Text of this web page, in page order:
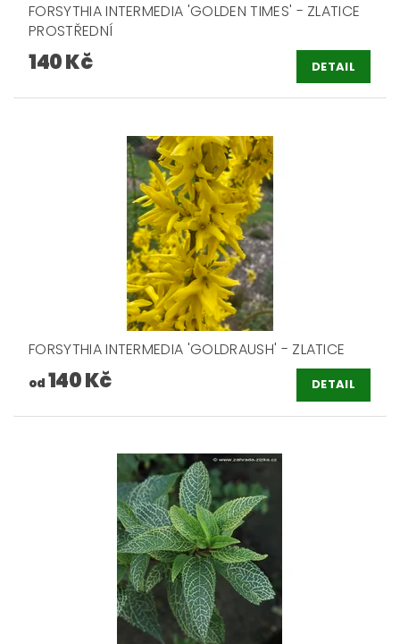
FORSYTHIA INTERMEDIA 'GOLDEN TIMES' - ZLATICE
PROSTŘEDNÍ
140 Kč DETAIL
FORSYTHIA INTERMEDIA 'GOLDRAUSH' - ZLATICE
od 140 Kč DETAIL